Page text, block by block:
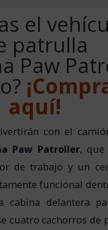
el
patrulla
Paw
aquí!
con el
Paw Patroller, que
de trabajo y un
funcional
cabina delantera
cuatro cachorros de